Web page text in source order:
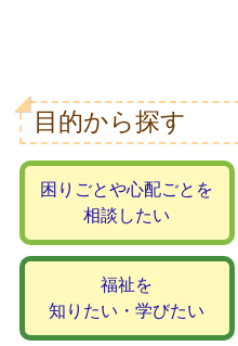
目的から探す
困りごとや心配ごとを
相談したい
福祉を
知りたい・学びたい